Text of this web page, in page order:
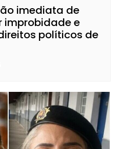
imediata de
improbidade e
políticos de